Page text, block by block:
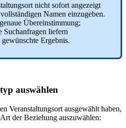
nicht sofort angezeigt
Namen einzugeben.
Übereinstimmung;
Suchanfragen liefern
Ergebnis.
auswählen
Veranstaltungsort ausgewählt haben,
der Beziehung auszuwählen: